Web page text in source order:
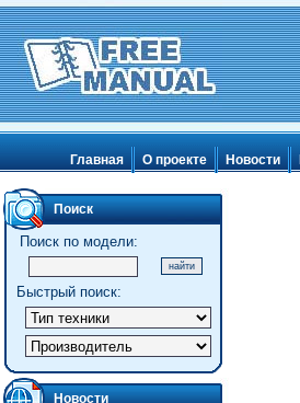
Главная О проекте Новости
Поиск
Поиск по модели:
Быстрый поиск:
Новости